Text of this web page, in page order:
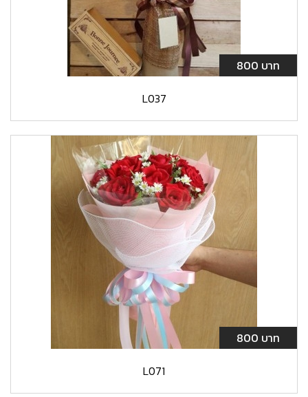
800 บาท
L037
800 บาท
L071